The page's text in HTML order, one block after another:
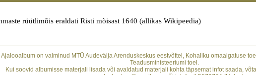
rüütlimõis eraldati Risti mõisast 1640 (allikas Wikipeedia)
Ajalooalbum on valminud MTÜ Audevälja Arenduskeskus eestvõttel, Kohaliku omaalgatuse
Teadusministeeriumi toel.
Kui soovid albumisse materjali lisada või avaldatud materjali kohta täpsemat infot saada,